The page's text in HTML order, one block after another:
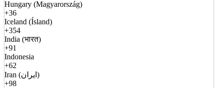
Hungary (Magyarország)
+36
Iceland (Ísland)
+354
India (भारत)
+91
Indonesia
+62
Iran (ایران)
+98